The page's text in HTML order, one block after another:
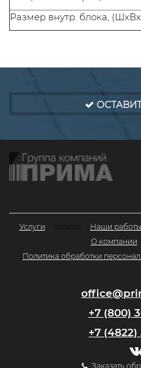
Размер внутр. блока,
Услуги Наши работы
О компании
Политика обработки
+7 (800)
+7 (4822)
Заказать